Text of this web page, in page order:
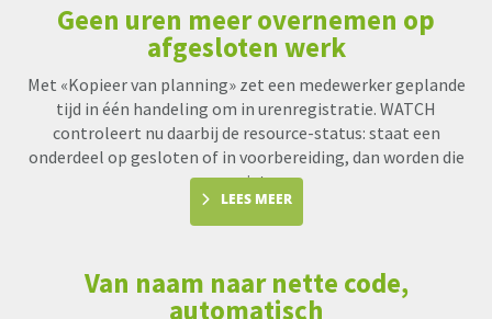
Geen uren meer overnemen op
afgesloten werk
Met «Kopieer van planning» zet een medewerker geplande
tijd in één handeling om in urenregistratie. WATCH
controleert nu daarbij de resource-status: staat een
onderdeel op gesloten of in voorbereiding, dan worden die
uren niet me
LEES MEER
Van naam naar nette code,
automatisch